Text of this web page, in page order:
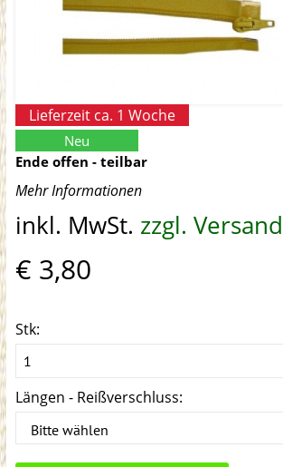
Lieferzeit ca. 1 Woche
Neu
Ende offen - teilbar
Mehr Informationen
inkl. MwSt. zzgl.
€ 3,80
Stk:
Längen - Reißverschluss: